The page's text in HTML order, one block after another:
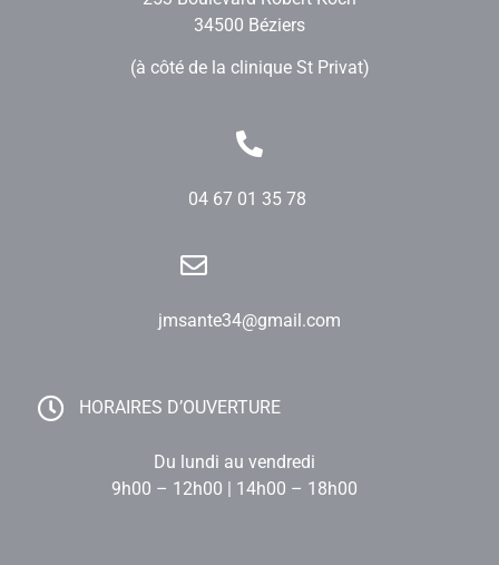
34500 Béziers
(à côté de la clinique St Privat)
04 67 01 35 78
jmsante34@gmail.com
HORAIRES D’OUVERTURE
Du lundi au vendredi
9h00 – 12h00 | 14h00 – 18h00